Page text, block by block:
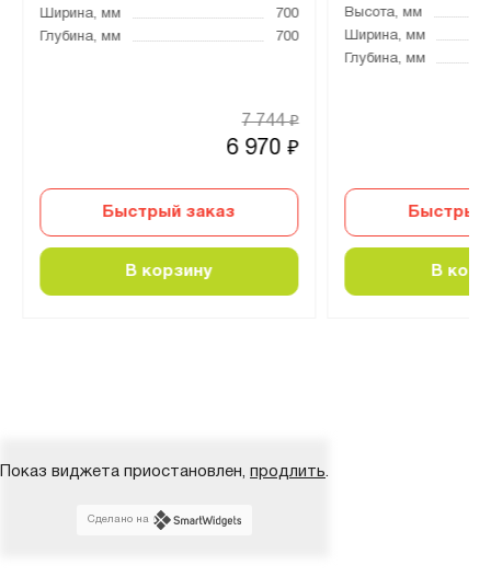
Ширина, мм
700
Глубина, мм
700
6 970₽
7 744₽
Быстрый заказ
В корзину
Высота, мм
Ширина, мм
Глубина, мм
Быстрый
В
Показ виджета приостановлен, продлить.
Сделано на